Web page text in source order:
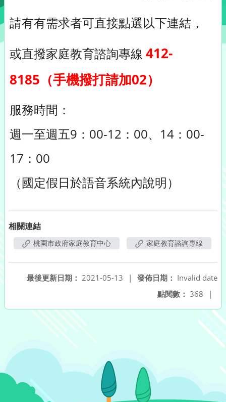
請有有需求者可直接點選以下連結，
或直撥家庭教育諮詢專線 412-
8185（手機撥打請加02）
服務時間：
週一至週五9：00-12：00、14：00-
17：00
（國定假日於語音系統內說明）
相關連結
桃園市政府家庭教育中心 家庭教育諮詢專線
發佈日期： Invalid date
最後更新日期： 2021-05-13
|
點閱數： 368 |